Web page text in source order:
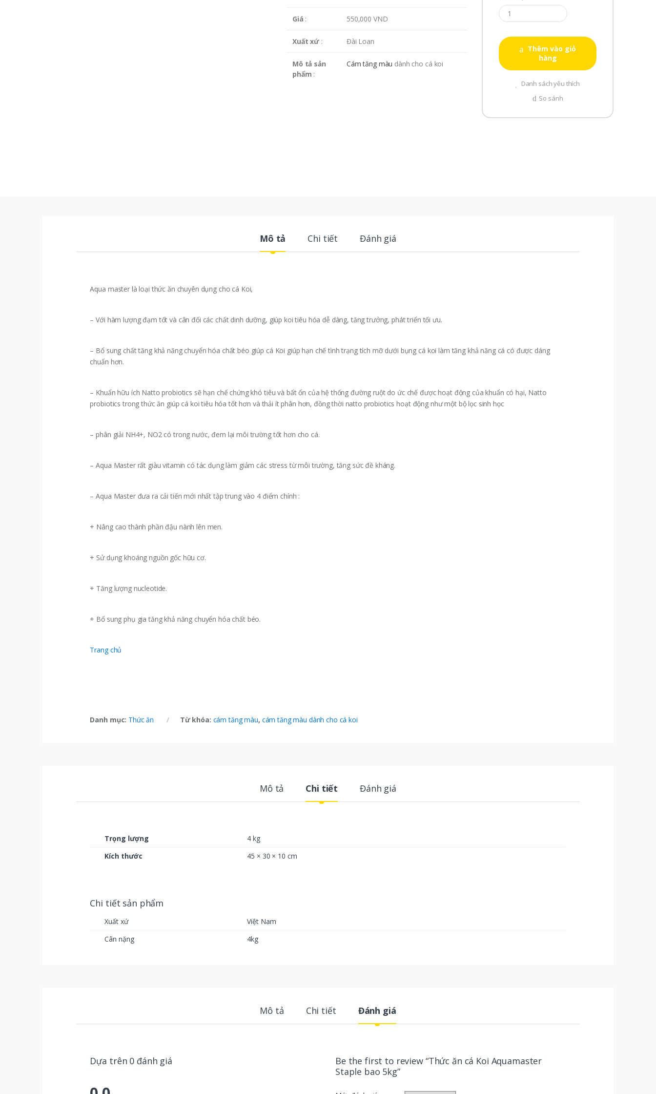
Giá : 550,000 VND
Xuất xứ : Đài Loan
Mô tả sản
phẩm :
Cám tăng màu dành cho cá koi
Thêm vào giỏ
hàng
Danh sách yêu thích
So sánh
Mô tả Chi tiết Đánh giá
Aqua master là loại thức ăn chuyên dụng cho cá Koi,
– Với hàm lượng đạm tốt và cân đối các chất dinh dưỡng, giúp koi tiêu hóa dễ dàng, tăng trưởng, phát triển tối ưu.
– Bổ sung chất tăng khả năng chuyển hóa chất béo giúp cá Koi giúp hạn chế tình trạng tích mỡ dưới bụng cá koi làm tăng khả năng cá có được dáng
chuẩn hơn.
– Khuẩn hữu ích Natto probiotics sẽ hạn chế chứng khó tiêu và bất ổn của hệ thống đường ruột do ức chế được hoạt động của khuẩn có hại, Natto
probiotics trong thức ăn giúp cá koi tiêu hóa tốt hơn và thải ít phân hơn, đồng thời natto probiotics hoạt động như một bộ lọc sinh học
– phân giải NH4+, NO2 có trong nước, đem lại môi trường tốt hơn cho cá.
– Aqua Master rất giàu vitamin có tác dụng làm giảm các stress từ môi trường, tăng sức đề kháng.
– Aqua Master đưa ra cải tiến mới nhất tập trung vào 4 điểm chính :
+ Nâng cao thành phần đậu nành lên men.
+ Sử dụng khoáng nguồn gốc hữu cơ.
+ Tăng lượng nucleotide.
+ Bổ sung phụ gia tăng khả năng chuyển hóa chất béo.
Trang chủ
Danh mục: Thức ăn Từ khóa: cám tăng màu, cám tăng màu dành cho cá koi
Mô tả Chi tiết Đánh giá
Trọng lượng
4 kg
Kích thước
45 × 30 × 10 cm
Chi tiết sản phẩm
Xuất xứ
Việt Nam
Cân nặng
4kg
Mô tả Chi tiết Đánh giá
Dựa trên 0 đánh giá
Be the first to review “Thức ăn cá Koi Aquamaster
Staple bao 5kg”